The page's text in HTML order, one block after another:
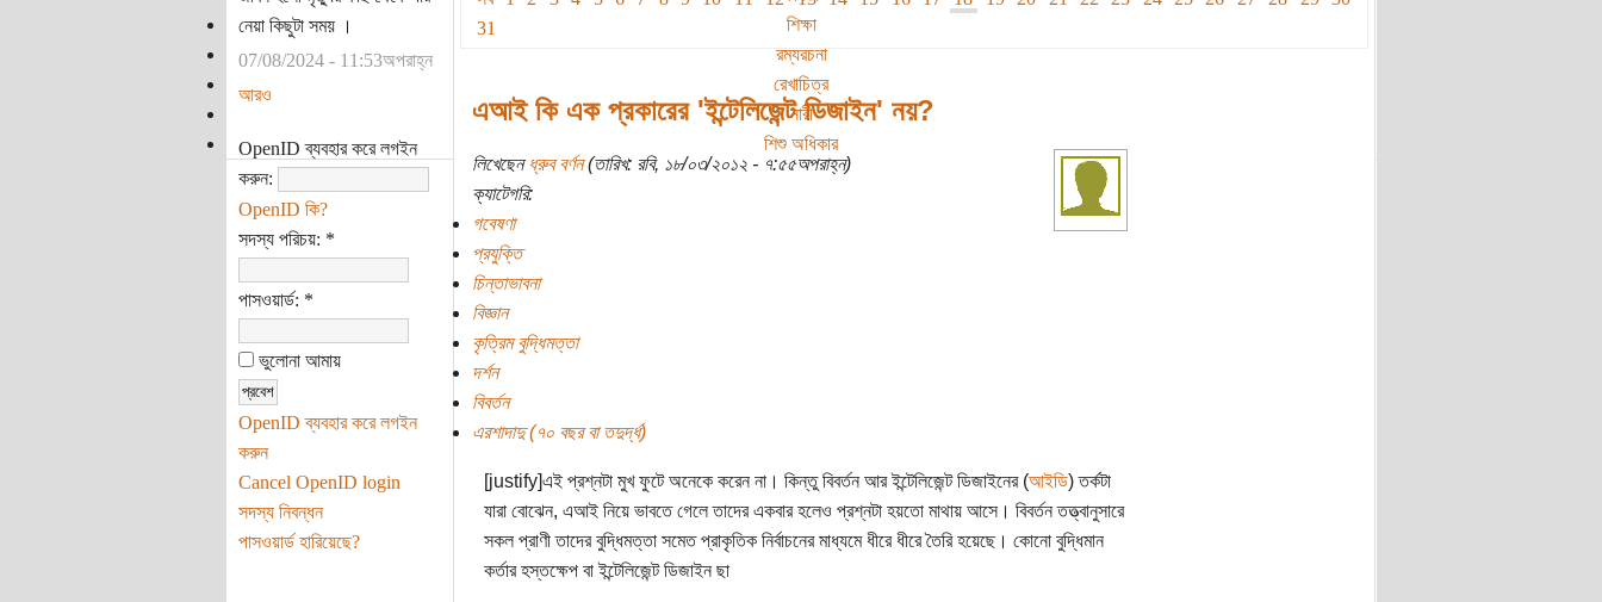
শিক্ষা
রম্যরচনা
রেখাচিত্র
নারী
শিশু অধিকার
নেয়া কিছুটা সময় ।
07/08/2024 - 11:53অপরাহ্ন
আরও
OpenID ব্যবহার করে লগইন
করুন:
OpenID কি?
সদস্য পরিচয়: *
পাসওয়ার্ড: *
ভুলোনা আমায়
OpenID ব্যবহার করে লগইন
করুন
Cancel OpenID login
সদস্য নিবন্ধন
পাসওয়ার্ড হারিয়েছে?
31
এআই কি এক প্রকারের 'ইন্টেলিজেন্ট ডিজাইন' নয়?
লিখেছেনধ্রুব বর্ণন(তারিখ: রবি, ১৮/০৩/২০১২ - ৭:৫৫অপরাহ্ন)
ক্যাটেগরি:
গবেষণা
প্রযুক্তি
চিন্তাভাবনা
বিজ্ঞান
কৃত্রিম বুদ্ধিমত্তা
দর্শন
বিবর্তন
এরশাদাদু (৭০ বছর বা তদুর্দ্ধ)
[justify]এই প্রশ্নটা মুখ ফুটে অনেকে করেন না। কিন্তু বিবর্তন আর ইন্টেলিজেন্ট ডিজাইনের (আইডি) তর্কটা
যারা বোঝেন, এআই নিয়ে ভাবতে গেলে তাদের একবার হলেও প্রশ্নটা হয়তো মাথায় আসে। বিবর্তন তত্ত্বানুসারে
সকল প্রাণী তাদের বুদ্ধিমত্তা সমেত প্রাকৃতিক নির্বাচনের মাধ্যমে ধীরে ধীরে তৈরি হয়েছে। কোনো বুদ্ধিমান
কর্তার হস্তক্ষেপ বা ইন্টেলিজেন্ট ডিজাইন ছা